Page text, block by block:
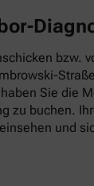
Sie die
zu buchen.
und